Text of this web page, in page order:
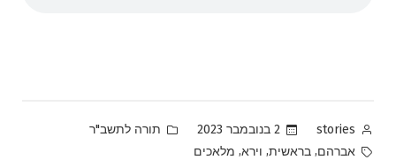
Posted
by
stories 2 בנובמבר 2023
Posted
תורה לתשב"ר
Tags:
אברהם, בראשית, וירא, מלאכים